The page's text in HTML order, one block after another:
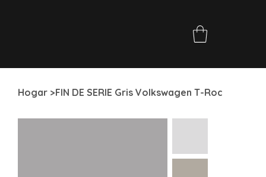
Hogar >FIN DE SERIE Gris Volkswagen T-Roc